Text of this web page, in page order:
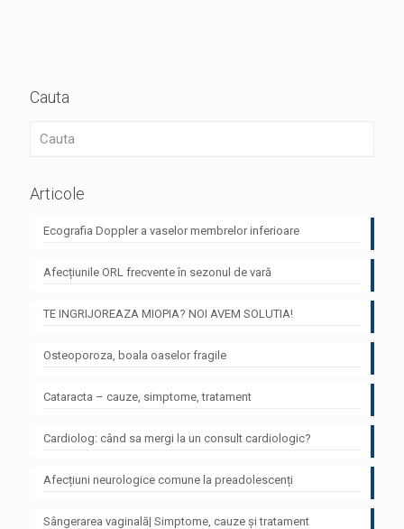
Cauta
Articole
Ecografia Doppler a vaselor membrelor inferioare
Afecțiunile ORL frecvente în sezonul de vară
TE INGRIJOREAZA MIOPIA? NOI AVEM SOLUTIA!
Osteoporoza, boala oaselor fragile
Cataracta – cauze, simptome, tratament
Cardiolog: când sa mergi la un consult cardiologic?
Afecțiuni neurologice comune la preadolescenți
Sângerarea vaginală| Simptome, cauze și tratament